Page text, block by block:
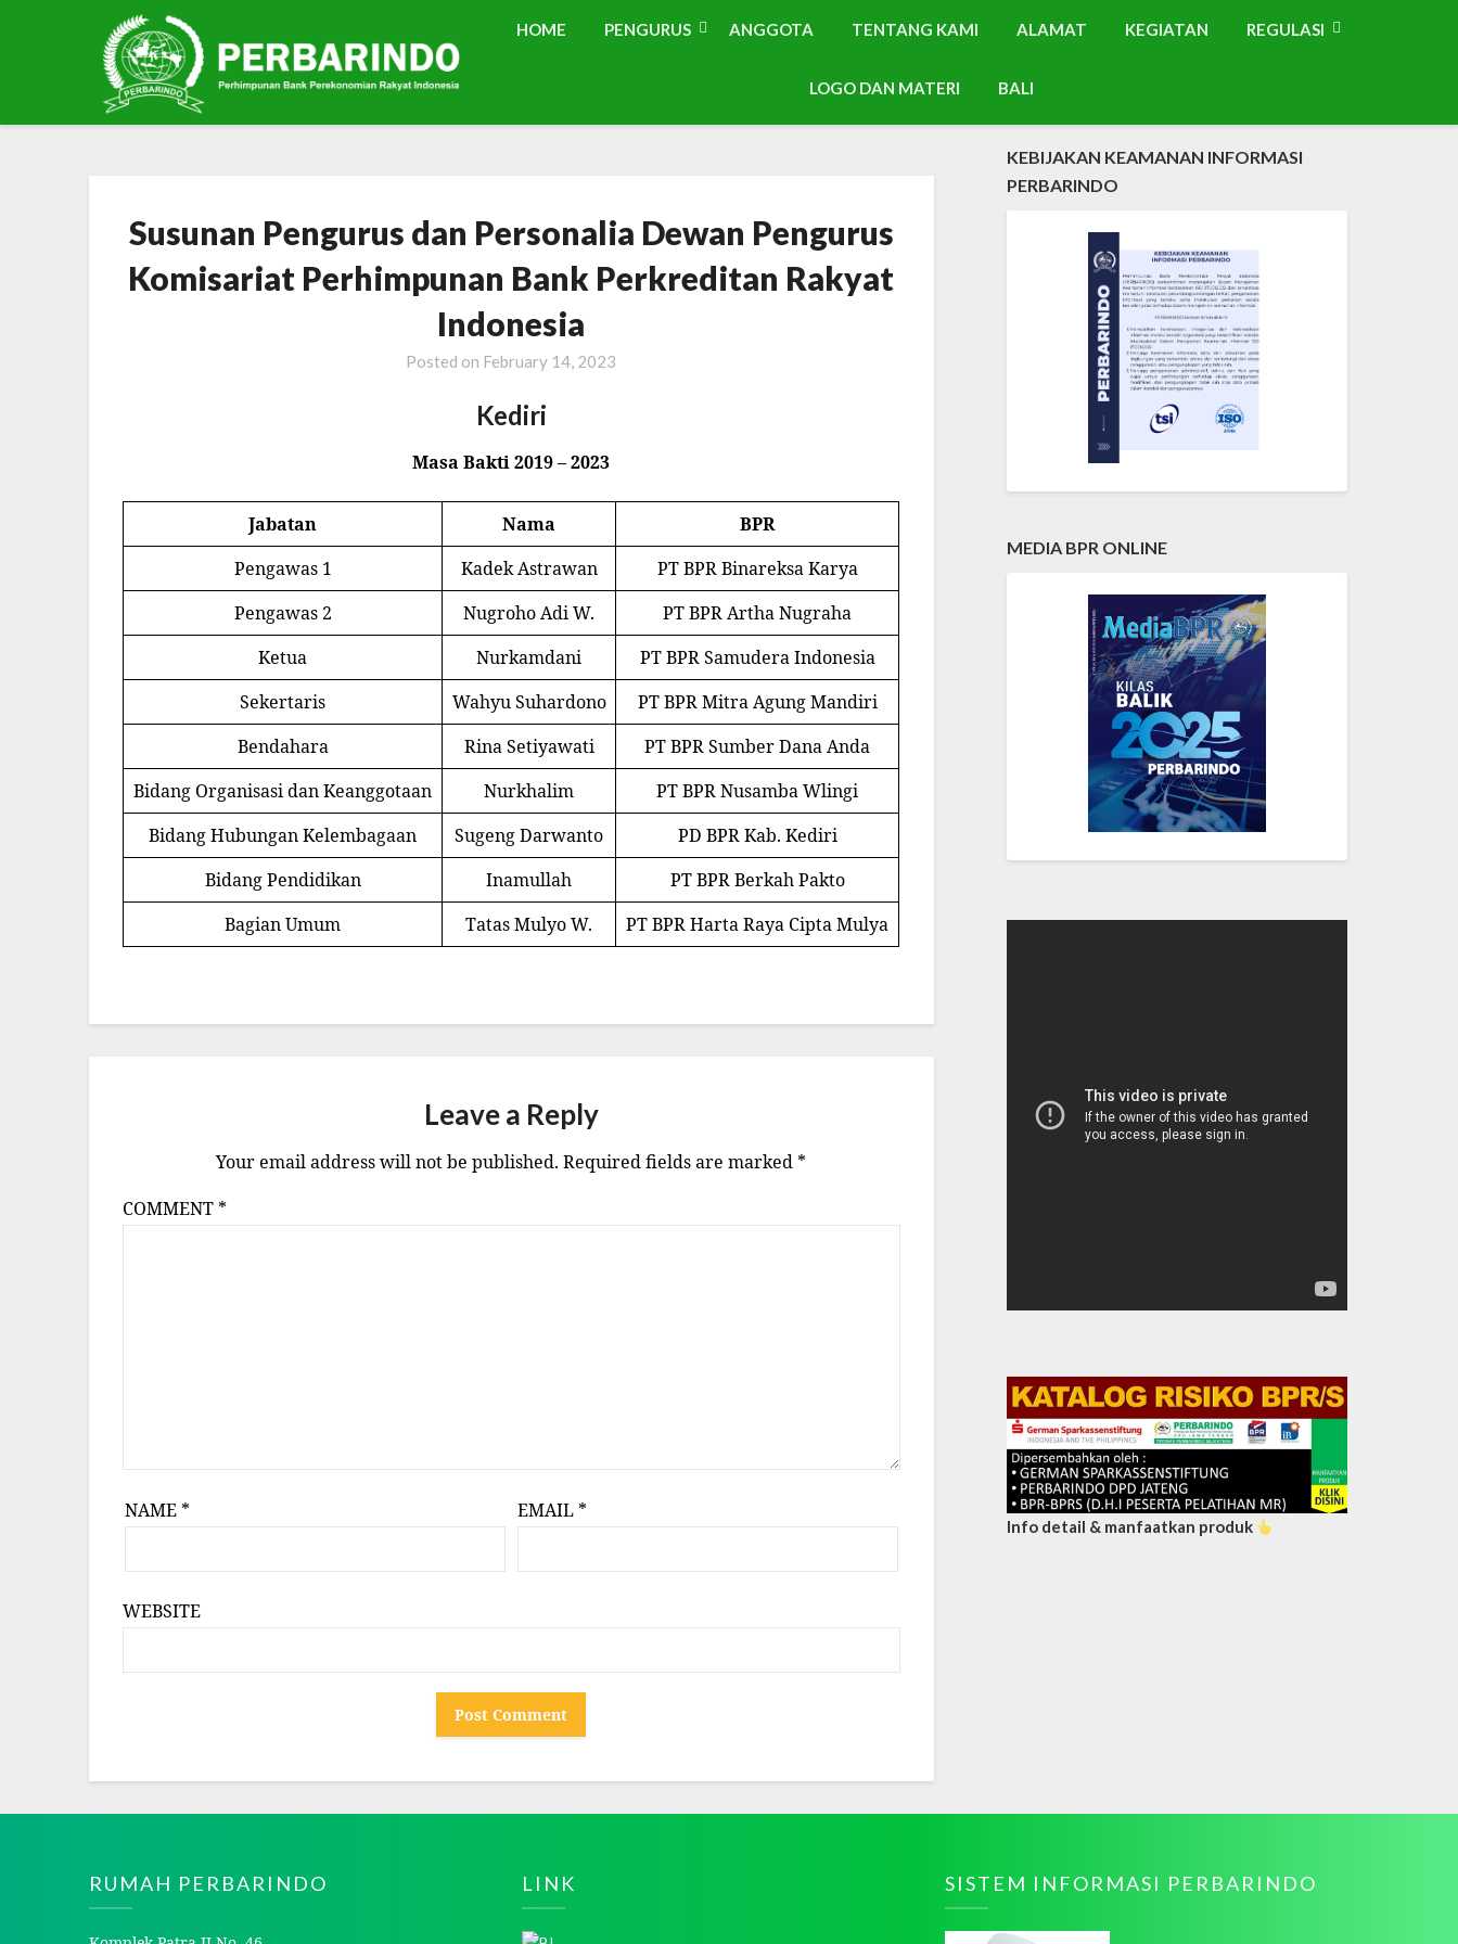
HOME PENGURUS ANGGOTA TENTANG KAMI ALAMAT KEGIATAN REGULASI
LOGO DAN MATERI BALI
Susunan Pengurus dan Personalia Dewan Pengurus
Komisariat Perhimpunan Bank Perkreditan Rakyat
Indonesia
Posted on February 14, 2023
Kediri
Masa Bakti 2019 – 2023
Jabatan Nama
BPR
Pengawas 1
Kadek Astrawan
PT BPR Binareksa Karya
Pengawas 2
Nugroho Adi W.
PT BPR Artha Nugraha
Ketua
Nurkamdani
PT BPR Samudera Indonesia
Sekertaris
Wahyu Suhardono
PT BPR Mitra Agung Mandiri
Bendahara
Rina Setiyawati
PT BPR Sumber Dana Anda
Bidang Organisasi dan Keanggotaan
Nurkhalim
PT BPR Nusamba Wlingi
Bidang Hubungan Kelembagaan
Sugeng Darwanto
PD BPR Kab. Kediri
Bidang Pendidikan
Inamullah
PT BPR Berkah Pakto
Bagian Umum
Tatas Mulyo W. PT BPR Harta Raya Cipta Mulya
Leave a Reply
Your email address will not be published. Required fields are marked *
COMMENT *
NAME * EMAIL *
WEBSITE
KEBIJAKAN KEAMANAN INFORMASI
PERBARINDO
MEDIA BPR ONLINE
Info detail & manfaatkan produk
RUMAH PERBARINDO LINK SISTEM INFORMASI PERBARINDO